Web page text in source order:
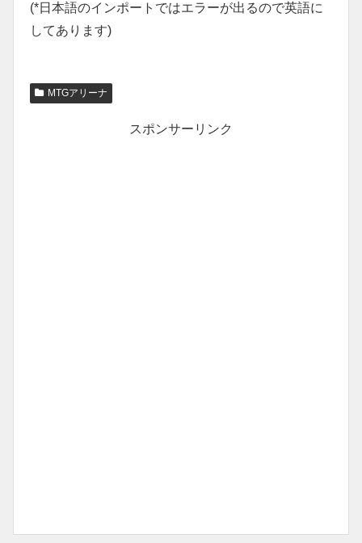
(*日本語のインポートではエラーが出るので英語に
してあります)
MTGアリーナ
スポンサーリンク